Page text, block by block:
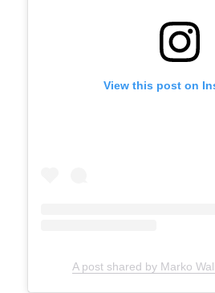
View this post on
A post shared by Marko